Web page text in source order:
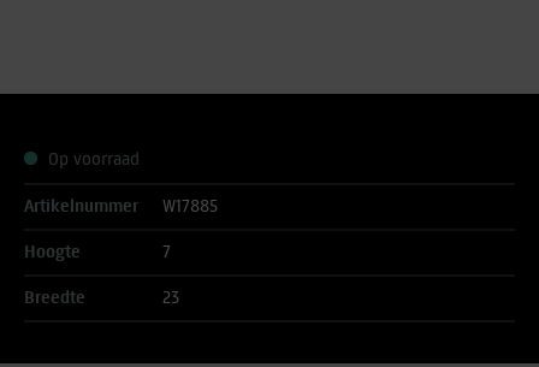
Op voorraad
Artikelnummer W17885
Hoogte 7
Breedte 23